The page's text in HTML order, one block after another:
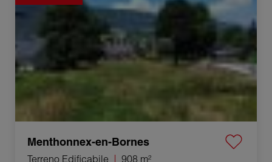
Menthonnex-en-Bornes
Terreno Edificabile
908 m²